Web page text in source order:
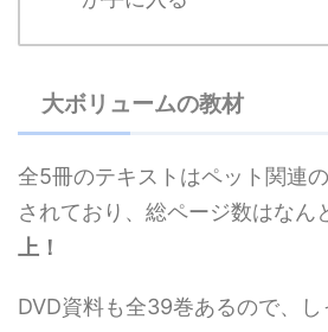
大ボリュームの教材
全5冊のテキストはペット関連
されており、総ページ数はなん
上！
DVD資料も全39巻あるので、し